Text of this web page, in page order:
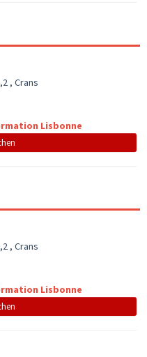
, Crans
Lisbonne
, Crans
Lisbonne